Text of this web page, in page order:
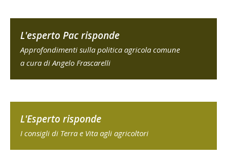
L'esperto Pac risponde
Approfondimenti sulla politica agricola comune
a cura di Angelo Frascarelli
L'Esperto risponde
I consigli di Terra e Vita agli agricoltori